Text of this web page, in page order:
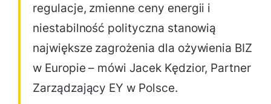
regulacje, zmienne ceny energii i
niestabilność polityczna stanowią
największe zagrożenia dla ożywienia BIZ
w Europie – mówi Jacek Kędzior, Partner
Zarządzający EY w Polsce.